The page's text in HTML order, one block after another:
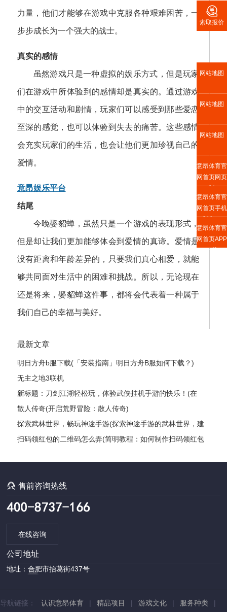
力量，他们才能够在游戏中克服各种艰难困苦，一
步步成长为一个强大的战士。
真实的感情
虽然游戏只是一种虚拟的娱乐方式，但是玩家
们在游戏中所体验到的感情却是真实的。通过游戏
中的交互活动和剧情，玩家们可以感受到那些爱恋
至深的感觉，也可以体验到失去的痛苦。这些感情
会充实玩家们的生活，也会让他们更加珍视自己的
爱情。
意昂娱乐平台
结尾
今晚娶貂蝉，虽然只是一个游戏的表现形式，
但是却让我们更加能够体会到爱情的真谛。爱情是
没有距离和年龄差异的，只要我们真心相爱，就能
够共同面对生活中的困难和挑战。所以，无论现在
还是将来，娶貂蝉这件事，都将会代表着一种属于
我们自己的幸福与美好。
最新文章
明日方舟b服下载(「安装指南」明日方舟B服如何下载？)
无主之地3联机
新标题：刀剑江湖轻松玩，体验武侠挂机手游的快乐！(在
《刀剑江湖》中尽情畅游，感受武侠世界的奥秘！)
散人传奇(开启荒野冒险：散人传奇)
探索武林世界，畅玩神途手游(探索神途手游的武林世界，建
立你的传奇故事)
扫码领红包的二维码怎么弄(简明教程：如何制作扫码领红包
售前咨询热线
在线咨询
公司地址
地址：合肥市抬葛街437号
导航链接： 认识意昂体育 | 精品项目 | 游戏文化 | 服务种类 |

索取报价
网站地图
网站地图
网站地图
意昂体育官
网首页网页
版
意昂体育官
网首页手机
版入口
意昂体育官
网首页APP
下载